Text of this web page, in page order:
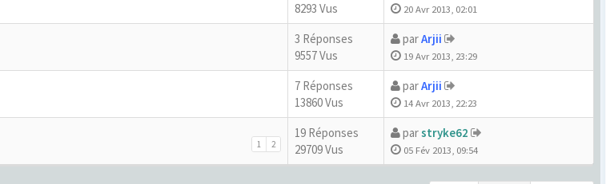
8293 Vus
20 Avr 2013, 02:01
3 Réponses
9557 Vus
parArjii
19 Avr 2013, 23:29
7 Réponses
13860 Vus
parArjii
14 Avr 2013, 22:23
1 2
19 Réponses
29709 Vus
parstryke62
05 Fév 2013, 09:54